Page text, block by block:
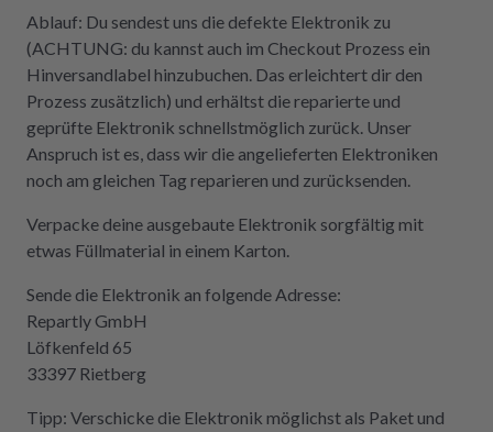
Ablauf: Du sendest uns die defekte Elektronik zu
(ACHTUNG: du kannst auch im Checkout Prozess ein
Hinversandlabel hinzubuchen. Das erleichtert dir den
Prozess zusätzlich) und erhältst die reparierte und
geprüfte Elektronik schnellstmöglich zurück. Unser
Anspruch ist es, dass wir die angelieferten Elektroniken
noch am gleichen Tag reparieren und zurücksenden.
Verpacke deine ausgebaute Elektronik sorgfältig mit
etwas Füllmaterial in einem Karton.
Sende die Elektronik an folgende Adresse:
Repartly GmbH
Löfkenfeld 65
33397 Rietberg
Tipp: Verschicke die Elektronik möglichst als Paket und